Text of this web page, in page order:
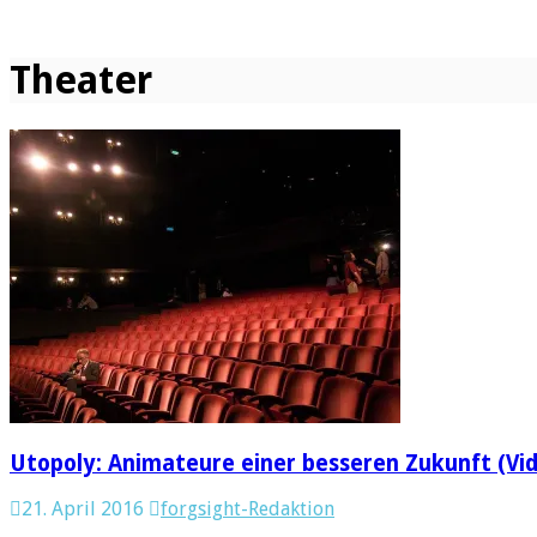
Theater
Utopoly: Animateure einer besseren Zukunft
21. April 2016 forgsight-Redaktion